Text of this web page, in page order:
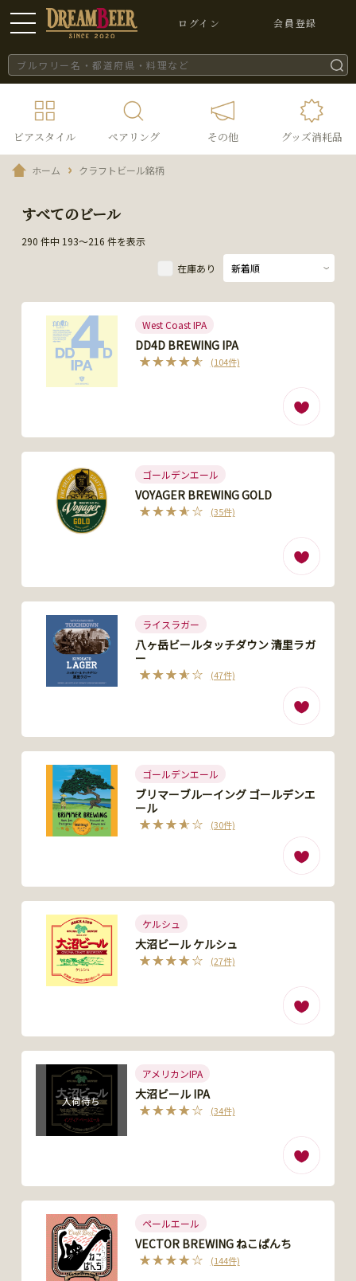
ログイン 会員登録
ビアスタイル ペアリング その他 グッズ消耗品
ホーム クラフトビール銘柄
すべてのビール
在庫あり
290 件中 193～216 件を表示
West Coast IPA
DD4D BREWING IPA
(104件)
ゴールデンエール
VOYAGER BREWING GOLD
(35件)
ライスラガー
八ヶ岳ビールタッチダウン 清里ラガ
ー
(47件)
ゴールデンエール
ブリマーブルーイング ゴールデンエ
ール
(30件)
ケルシュ
大沼ビール ケルシュ
(27件)
入荷待ち
アメリカンIPA
大沼ビール IPA
(34件)
ペールエール
VECTOR BREWING ねこぱんち
(144件)